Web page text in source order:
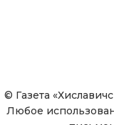
© Газета
Любое